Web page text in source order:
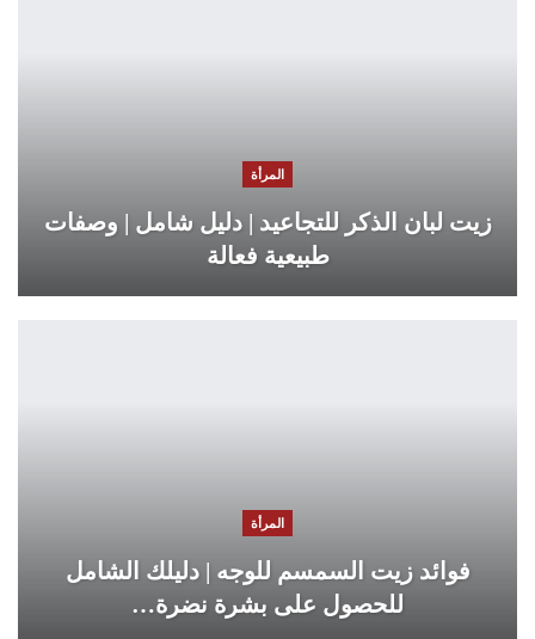
المرأة
زيت لبان الذكر للتجاعيد | دليل شامل | وصفات
طبيعية فعالة
المرأة
فوائد زيت السمسم للوجه | دليلك الشامل
للحصول على بشرة نضرة…